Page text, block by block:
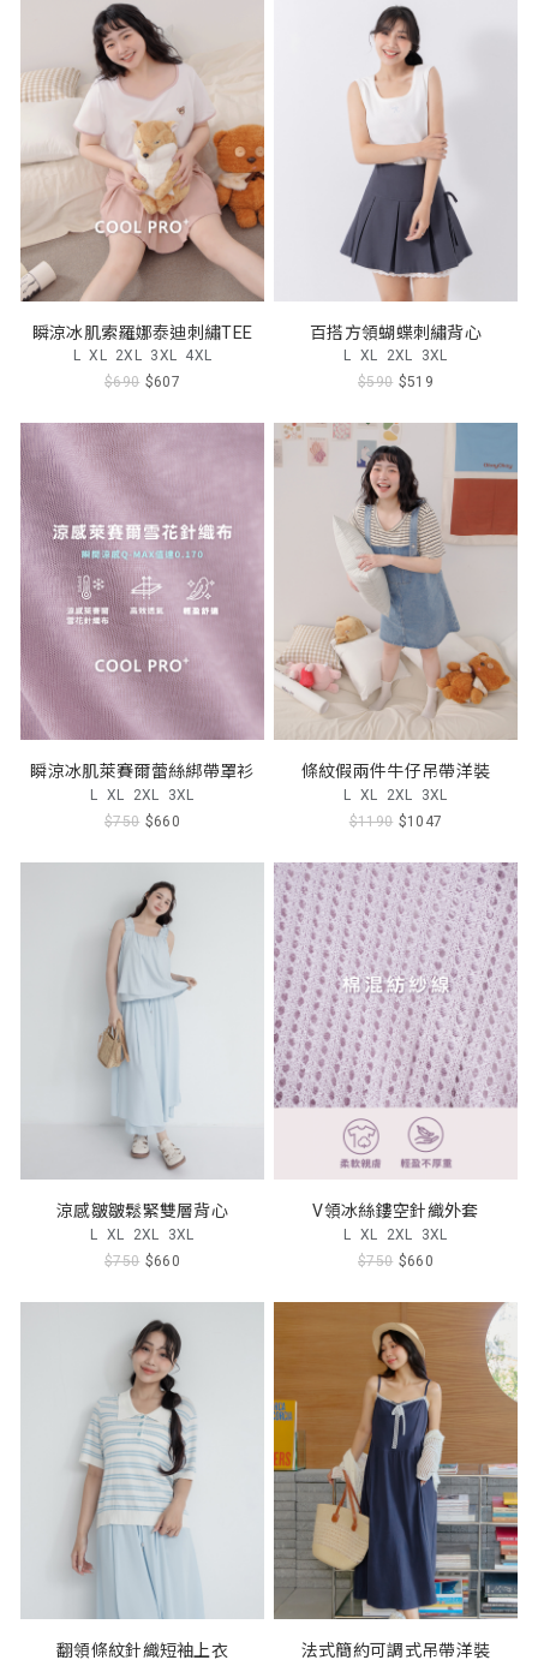
瞬涼冰肌索羅娜泰迪刺繡TEE
L XL 2XL 3XL 4XL
$690 $607
百搭方領蝴蝶刺繡背心
L XL 2XL 3XL
$590 $519
瞬涼冰肌萊賽爾蕾絲綁帶罩衫
L XL 2XL 3XL
$750 $660
條紋假兩件牛仔吊帶洋裝
L XL 2XL 3XL
$1190 $1047
涼感皺皺鬆緊雙層背心
L XL 2XL 3XL
$750 $660
V領冰絲鏤空針織外套
L XL 2XL 3XL
$750 $660
翻領條紋針織短袖上衣 法式簡約可調式吊帶洋裝